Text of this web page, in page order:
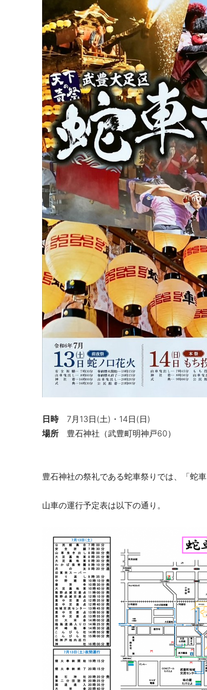
日時 7月 13日(土) ・ 14日(日)
場所 豊石神社（武豊町明神戸60）
豊石神社の祭礼である蛇車祭りでは、「蛇車
山車の運行予定表は以下の通り。